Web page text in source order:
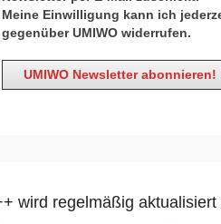
Meine Einwilligung kann ich
gegenüber UMIWO widerrufen.
wird regelmäßig aktualisiert